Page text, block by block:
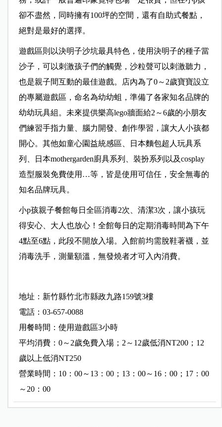
卻不盡然，同時擁有100坪的空間，還有自助式餐點，
絕對是最好的選擇。
遊戲區則以決明子沙坑最具特色，使用決明子的種子當
沙子，可以刺激孩子們的觸覺，沙粒聲可以刺激聽力，
也是親子間互動的最佳遊戲。店內為了0～2歲寶寶設立
的專屬遊戲區，命名為幼幼蛆，準備了各家知名品牌的
幼幼玩具組。未來提供樂高lego牆面給2～6歲的小朋友
們練習手指力量、腦力開發、創作學習，讓大人小孩都
開心。其他如童心園益統感區、日本麵包超人玩具系
列、日本mothergarden廚具系列、裝扮系列以及cosplay
造型服裝免費使用…等，皆是使用可信任，安全無毒的
知名品牌玩具。
小p孩親子餐館每日全區消毒2次、清潔3次，讓小孩玩
得安心、大人也放心！全館每日的定期消毒時間為下午
4點至6點，此段不開放入場。入館前均需脫鞋著襪，並
消毒洗手，測量額溫，無發燒者才可入內消費。
地址：新竹縣竹北市縣政九路159號3樓
電話：03-657-0088
用餐時間：使用遊戲區3小時
平均消費：0～2歲免費入場；2～12歲低消NT200；12
歲以上低消NT250
營業時間：10：00～13：00；13：00～16：00；17：00
～20：00